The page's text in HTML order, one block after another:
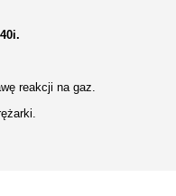
reakcji na gaz.